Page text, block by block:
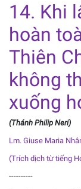
14. Khi
hoàn
Thiên
không
xuống
(Thánh Philip Neri)
Lm. Giuse Maria
(Trích dịch từ tiếng
----------